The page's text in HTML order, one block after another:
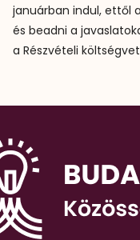
januárban indul, ettől
és beadni a
a Részvételi